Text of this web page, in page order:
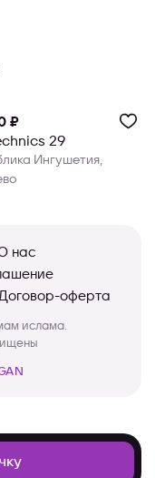
₽
FET technics 29
Ингушетия,
нас
Договор-оферта
ислама.